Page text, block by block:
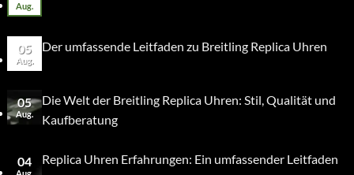
Aug.
05
Aug.
Der umfassende Leitfaden zu Breitling Replica Uhren
05
Aug.
Die Welt der Breitling Replica Uhren: Stil, Qualität und
Kaufberatung
04 Replica Uhren Erfahrungen: Ein umfassender Leitfaden